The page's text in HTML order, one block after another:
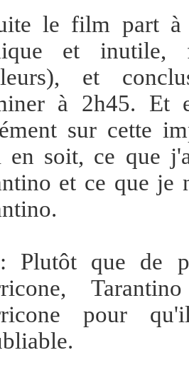
le film part à
et inutile,
et
à 2h45. Et
sur cette
en soit, ce que
et ce que je
Plutôt que de
pour